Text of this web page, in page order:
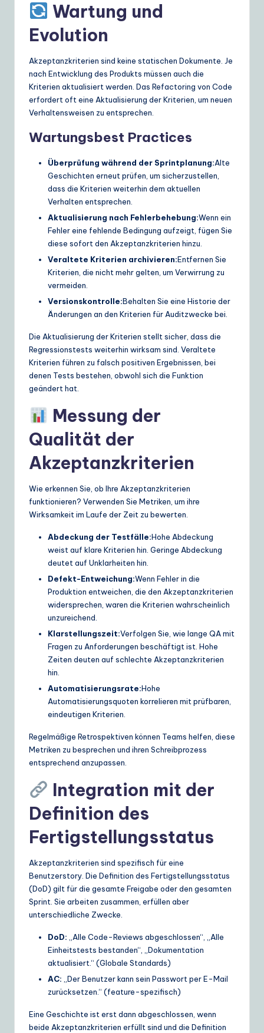
Wartung und
Evolution
Akzeptanzkriterien sind keine statischen Dokumente. Je
nach Entwicklung des Produkts müssen auch die
Kriterien aktualisiert werden. Das Refactoring von Code
erfordert oft eine Aktualisierung der Kriterien, um neuen
Verhaltensweisen zu entsprechen.
Wartungsbest Practices
Überprüfung während der Sprintplanung:Alte
Geschichten erneut prüfen, um sicherzustellen,
dass die Kriterien weiterhin dem aktuellen
Verhalten entsprechen.
Aktualisierung nach Fehlerbehebung:Wenn ein
Fehler eine fehlende Bedingung aufzeigt, fügen Sie
diese sofort den Akzeptanzkriterien hinzu.
Veraltete Kriterien archivieren:Entfernen Sie
Kriterien, die nicht mehr gelten, um Verwirrung zu
vermeiden.
Versionskontrolle:Behalten Sie eine Historie der
Änderungen an den Kriterien für Auditzwecke bei.
Die Aktualisierung der Kriterien stellt sicher, dass die
Regressionstests weiterhin wirksam sind. Veraltete
Kriterien führen zu falsch positiven Ergebnissen, bei
denen Tests bestehen, obwohl sich die Funktion
geändert hat.
Messung der
Qualität der
Akzeptanzkriterien
Wie erkennen Sie, ob Ihre Akzeptanzkriterien
funktionieren? Verwenden Sie Metriken, um ihre
Wirksamkeit im Laufe der Zeit zu bewerten.
Abdeckung der Testfälle:Hohe Abdeckung
weist auf klare Kriterien hin. Geringe Abdeckung
deutet auf Unklarheiten hin.
Defekt-Entweichung:Wenn Fehler in die
Produktion entweichen, die den Akzeptanzkriterien
widersprechen, waren die Kriterien wahrscheinlich
unzureichend.
Klarstellungszeit:Verfolgen Sie, wie lange QA mit
Fragen zu Anforderungen beschäftigt ist. Hohe
Zeiten deuten auf schlechte Akzeptanzkriterien
hin.
Automatisierungsrate:Hohe
Automatisierungsquoten korrelieren mit prüfbaren,
eindeutigen Kriterien.
Regelmäßige Retrospektiven können Teams helfen, diese
Metriken zu besprechen und ihren Schreibprozess
entsprechend anzupassen.
Integration mit der
Definition des
Fertigstellungsstatus
Akzeptanzkriterien sind spezifisch für eine
Benutzerstory. Die Definition des Fertigstellungsstatus
(DoD) gilt für die gesamte Freigabe oder den gesamten
Sprint. Sie arbeiten zusammen, erfüllen aber
unterschiedliche Zwecke.
DoD: „Alle Code-Reviews abgeschlossen“, „Alle
Einheitstests bestanden“, „Dokumentation
aktualisiert.“ (Globale Standards)
AC: „Der Benutzer kann sein Passwort per E-Mail
zurücksetzen.“ (feature-spezifisch)
Eine Geschichte ist erst dann abgeschlossen, wenn
beide Akzeptanzkriterien erfüllt sind und die Definition